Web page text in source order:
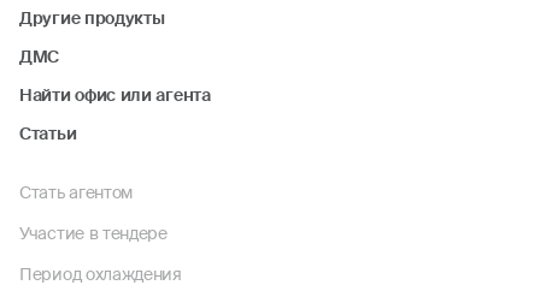
Другие продукты
ДМС
Найти офис или агента
Статьи
Стать агентом
Участие в тендере
Период охлаждения